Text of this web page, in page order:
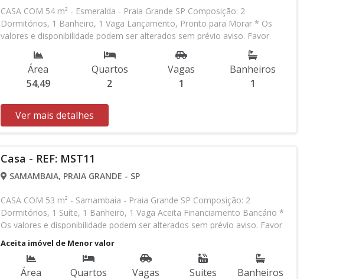
CASA COM 54 m² - Esmeralda - Praia Grande SP Composição: 2
Dormitórios, 1 Banheiro, 1 Vaga Lançamento, Pronto para Morar * Os
valores e disponibilidade podem ser alterados sem prévio aviso. Favor
verificar entrando em contato com nossa equipe
Área
54,49
Quartos
2
Vagas
1
Banheiros
1
Ver mais detalhes
Casa - REF: MST11
SAMAMBAIA, PRAIA GRANDE - SP
CASA COM 53 m² - Samambaia - Praia Grande SP Composição: 2
Dormitórios, 1 Suíte, 1 Banheiro, 1 Vaga Aceita Financiamento Bancário *
Os valores e disponibilidade podem ser alterados sem prévio aviso. Favor
verificar entrando em contato com nossa equipe
Aceita imóvel de Menor valor
Área
Quartos
Vagas
Suites
Banheiros